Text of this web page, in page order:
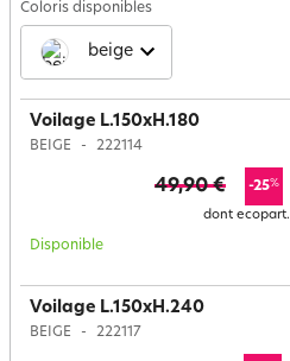
Coloris disponibles
beige
Voilage L.150xH.180
BEIGE 222114
49,90 € -25%
dont ecopart.
Disponible
Voilage L.150xH.240
BEIGE 222117